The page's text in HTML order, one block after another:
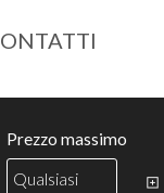
Prezzo massimo